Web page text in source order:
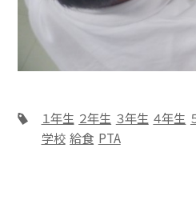
１年生 ２年生 ３年生 ４年生
学校 給食 PTA